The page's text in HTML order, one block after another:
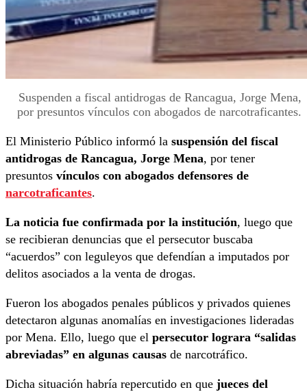
Suspenden a fiscal antidrogas de Rancagua, Jorge Mena,
por presuntos vínculos con abogados de narcotraficantes.
El Ministerio Público informó la suspensión del fiscal
antidrogas de Rancagua, Jorge Mena, por tener
presuntos vínculos con abogados defensores de
narcotraficantes.
La noticia fue confirmada por la institución, luego que
se recibieran denuncias que el persecutor buscaba
“acuerdos” con leguleyos que defendían a imputados por
delitos asociados a la venta de drogas.
Fueron los abogados penales públicos y privados quienes
detectaron algunas anomalías en investigaciones lideradas
por Mena. Ello, luego que el persecutor lograra “salidas
abreviadas” en algunas causas de narcotráfico.
Dicha situación habría repercutido en que jueces del